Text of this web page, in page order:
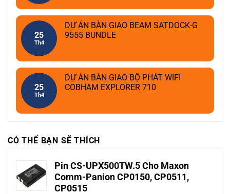
25
Th4
DỰ ÁN BÀN GIAO BEAM SATDOCK-G
9555 BUNDLE
25
Th4
DỰ ÁN BÀN GIAO BỘ PHÁT WIFI
COBHAM EXPLORER 710
CÓ THỂ BẠN SẼ THÍCH
Pin CS-UPX500TW.5 Cho Maxon
Comm-Panion CP0150, CP0511,
CP0515